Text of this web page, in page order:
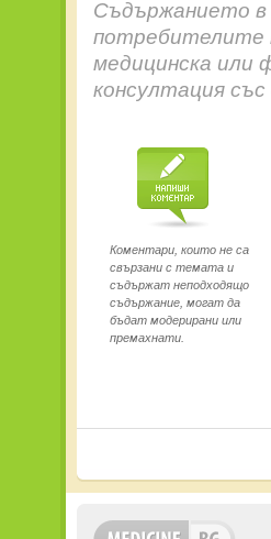
Съдържанието
потребителите
медицинска или
консултация
Коментари, които не са
свързани с темата и
съдържат неподходящо
съдържание, могат да
бъдат модерирани или
премахнати.